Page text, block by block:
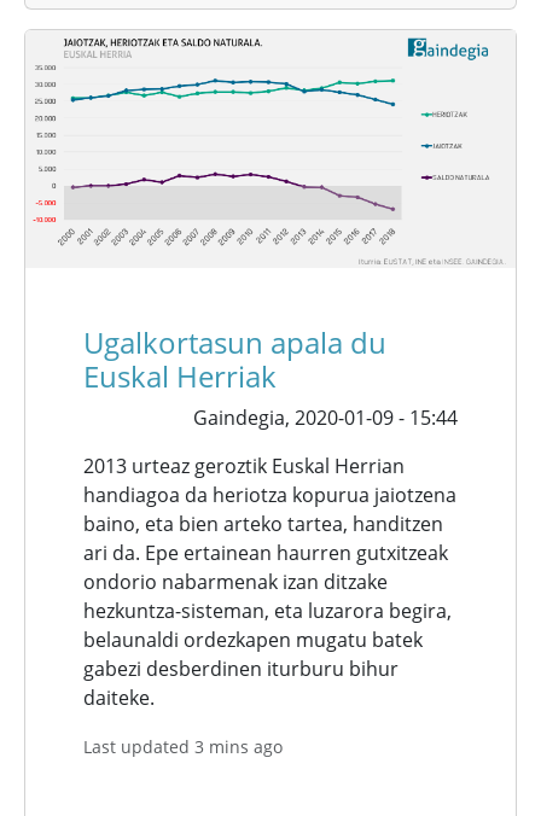
Ugalkortasun apala du
Euskal Herriak
Gaindegia, 2020-01-09 - 15:44
2013 urteaz geroztik Euskal Herrian
handiagoa da heriotza kopurua jaiotzena
baino, eta bien arteko tartea, handitzen
ari da. Epe ertainean haurren gutxitzeak
ondorio nabarmenak izan ditzake
hezkuntza-sisteman, eta luzarora begira,
belaunaldi ordezkapen mugatu batek
gabezi desberdinen iturburu bihur
daiteke.
Last updated 3 mins ago